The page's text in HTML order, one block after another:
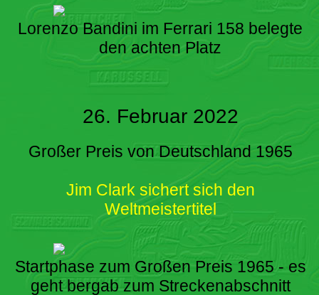
Lorenzo Bandini im Ferrari 158 belegte
den achten Platz
26. Februar 2022
Großer Preis von Deutschland 1965
Jim Clark sichert sich den
Weltmeistertitel
Startphase zum Großen Preis 1965 - es
geht bergab zum Streckenabschnitt